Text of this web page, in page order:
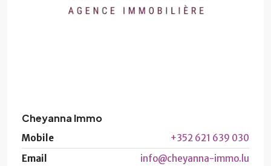
Cheyanna Immo
Mobile
+352 621 639 030
Email
info@cheyanna-immo.lu